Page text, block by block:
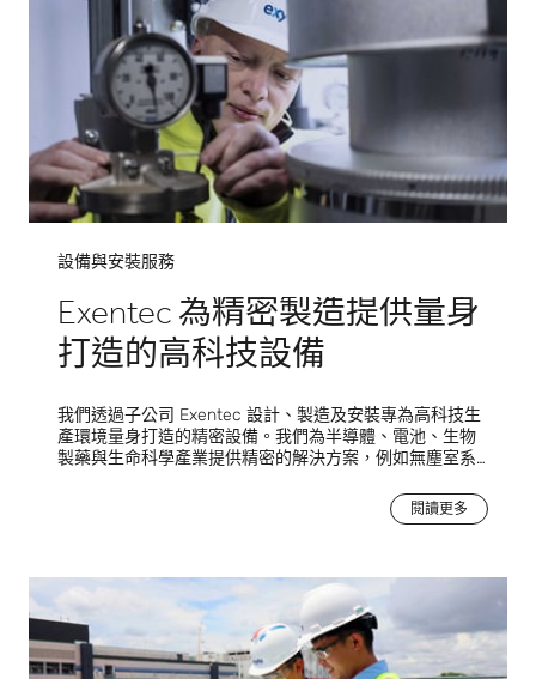
設備與安裝服務
Exentec 為精密製造提供量身
打造的高科技設備
我們透過子公司 Exentec 設計、製造及安裝專為高科技生
產環境量身打造的精密設備。我們為半導體、電池、生物
製藥與生命科學產業提供精密的解決方案，例如無塵室系
混合輸送技術、氣體消減技術、高效能通風管道系統等。
閱讀更多